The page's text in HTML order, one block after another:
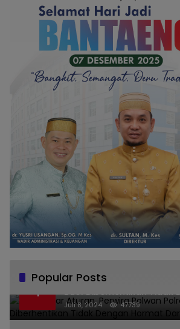
Popular Posts
1
Melanggar Aturan,
Buol Diberhentikan Tidak
Dari Dinas Kepolisian
Juli 8, 2024 47739